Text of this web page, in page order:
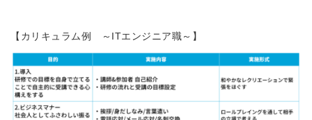
【カリキュラム例 ～ITエンジニア職～】